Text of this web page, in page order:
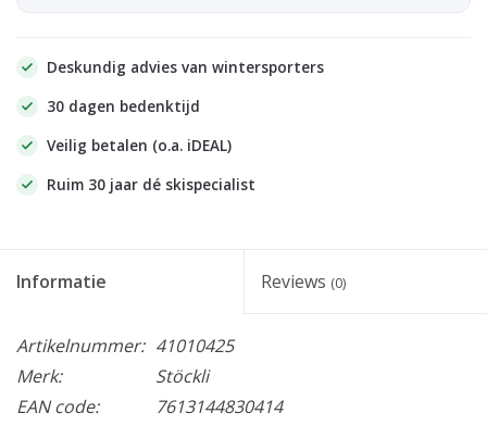
Deskundig advies van wintersporters
30 dagen bedenktijd
Veilig betalen (o.a. iDEAL)
Ruim 30 jaar dé skispecialist
Informatie Reviews (0)
Artikelnummer: 41010425
Merk:
Stöckli
EAN code:
7613144830414